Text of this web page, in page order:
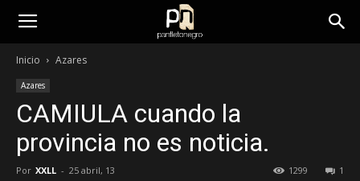
panfletonegro
Inicio Azares
Azares
CAMIULA cuando la
provincia no es noticia.
Por XXLL - 25 abril, 13 1
1299